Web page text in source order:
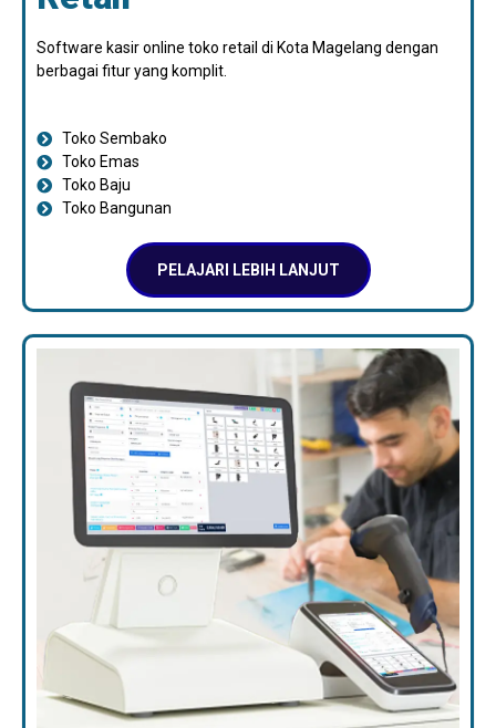
Software kasir online toko retail di Kota Magelang dengan
berbagai fitur yang komplit.
Toko Sembako
Toko Emas
Toko Baju
Toko Bangunan
PELAJARI LEBIH LANJUT